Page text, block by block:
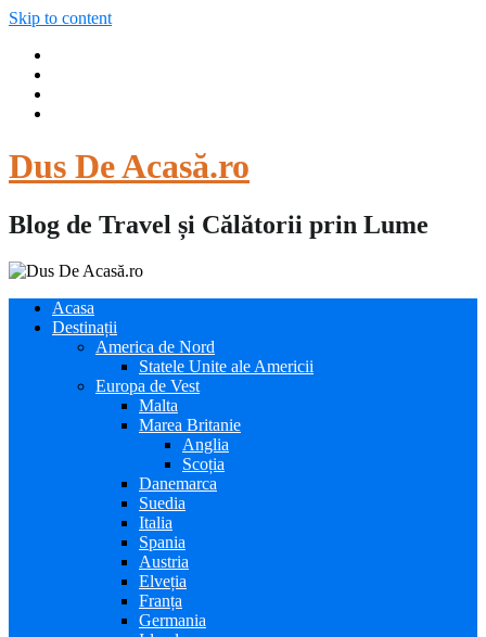
Skip to content
Dus De Acasă.ro
Blog de Travel și Călătorii prin Lume
Acasa
Destinații
America de Nord
Statele Unite ale Americii
Europa de Vest
Malta
Marea Britanie
Anglia
Scoția
Danemarca
Suedia
Italia
Spania
Austria
Elveția
Franța
Germania